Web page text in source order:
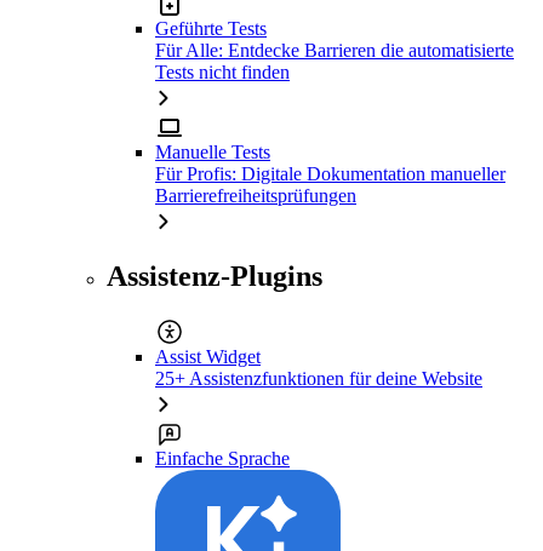
Geführte Tests
Für Alle: Entdecke Barrieren die automatisierte
Tests nicht finden
Manuelle Tests
Für Profis: Digitale Dokumentation manueller
Barrierefreiheitsprüfungen
Assistenz-Plugins
Assist Widget
25+ Assistenzfunktionen für deine Website
Einfache Sprache